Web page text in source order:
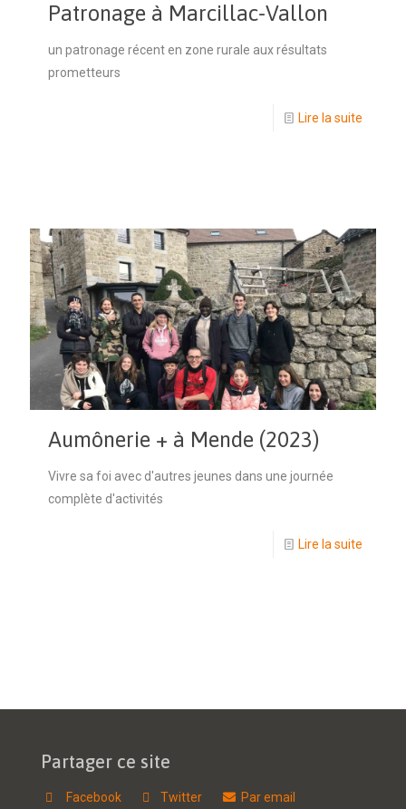
Patronage à Marcillac-Vallon
un patronage récent en zone rurale aux résultats
prometteurs
Lire la suite
Aumônerie + à Mende (2023)
Vivre sa foi avec d'autres jeunes dans une journée
complète d'activités
Lire la suite
Partager ce site
Facebook Twitter Par email